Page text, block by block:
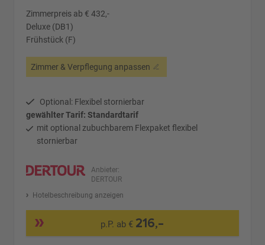
Zimmerpreis ab € 432,-
Deluxe (DB1)
Frühstück (F)
Zimmer & Verpflegung anpassen
Optional: Flexibel stornierbar
gewählter Tarif: Standardtarif
mit optional zubuchbarem Flexpaket flexibel
stornierbar
Anbieter:
DERTOUR
Hotelbeschreibung anzeigen
p.P. ab € 216,-